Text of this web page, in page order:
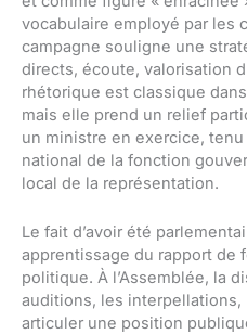
vocabulaire employé par les
campagne souligne une
directs, écoute, valorisation
rhétorique est classique
mais elle prend un relief
un ministre en exercice,
national de la fonction
local de la représentation.
Le fait d’avoir été
apprentissage du rapport de
politique. À l’Assemblée, la
auditions, les
articuler une position